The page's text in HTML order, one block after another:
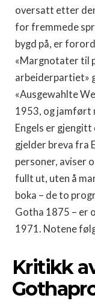
oversatt etter
for fremmede
bygd på, er
«Margnotater til
arbeiderpartiet»
«Ausgewahlte
1953, og jamført
Engels er
gjelder breva fra
personer, aviser
fullt ut, uten å
boka – de to
Gotha 1875 – er
1971. Notene
Kritikk